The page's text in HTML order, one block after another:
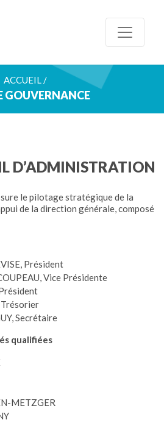
ACCUEIL /
GOUVERNANCE
D’ADMINISTRATION
le pilotage stratégique de la
de la direction générale, composé
Président
Vice Présidente
Trésorier
Secrétaire
qualifiées
METZGER